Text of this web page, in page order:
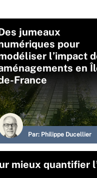
jumeaux
pour
l’impact
en
France
Par: Philippe Ducellier
mieux quantifier